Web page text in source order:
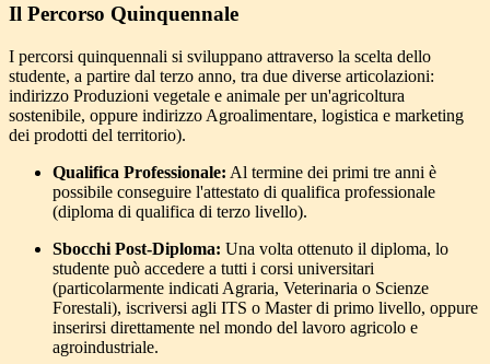
Il Percorso Quinquennale
I percorsi quinquennali si sviluppano attraverso la scelta dello
studente, a partire dal terzo anno, tra due diverse articolazioni:
indirizzo Produzioni vegetale e animale per un'agricoltura
sostenibile, oppure indirizzo Agroalimentare, logistica e marketing
dei prodotti del territorio).
Qualifica Professionale: Al termine dei primi tre anni è
possibile conseguire l'attestato di qualifica professionale
(diploma di qualifica di terzo livello).
Sbocchi Post-Diploma: Una volta ottenuto il diploma, lo
studente può accedere a tutti i corsi universitari
(particolarmente indicati Agraria, Veterinaria o Scienze
Forestali), iscriversi agli ITS o Master di primo livello, oppure
inserirsi direttamente nel mondo del lavoro agricolo e
agroindustriale.